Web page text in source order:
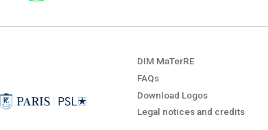
DIM MaTerRE
FAQs
Download Logos
Legal notices and credits